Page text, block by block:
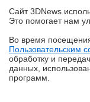
Обзор смартфона
© 1997—2026
выдано Федеральной
массовых
При цитировании
российского и
Сайт 3DNews
Это помогает нам
Во время
Пользовательским
обработку и
данных,
программ.